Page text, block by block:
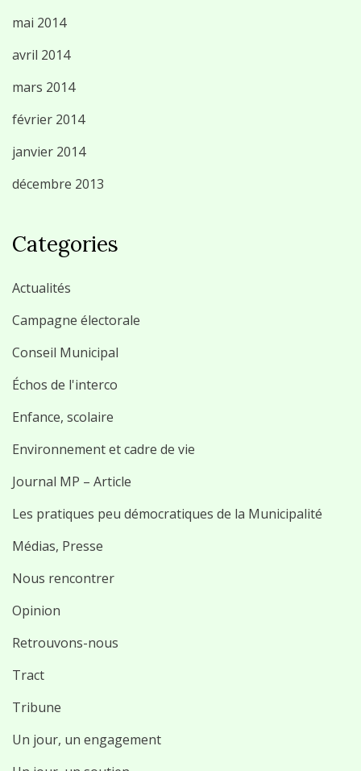
mai 2014
avril 2014
mars 2014
février 2014
janvier 2014
décembre 2013
Categories
Actualités
Campagne électorale
Conseil Municipal
Échos de l'interco
Enfance, scolaire
Environnement et cadre de vie
Journal MP – Article
Les pratiques peu démocratiques de la Municipalité
Médias, Presse
Nous rencontrer
Opinion
Retrouvons-nous
Tract
Tribune
Un jour, un engagement